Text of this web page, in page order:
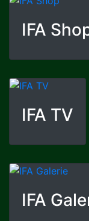
IFA
IFA TV
IFA